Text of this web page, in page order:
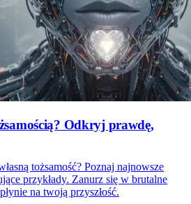
Odkryj prawdę,
tożsamość? Poznaj najnowsze
przykłady. Zanurz się w brutalne
na twoją przyszłość.